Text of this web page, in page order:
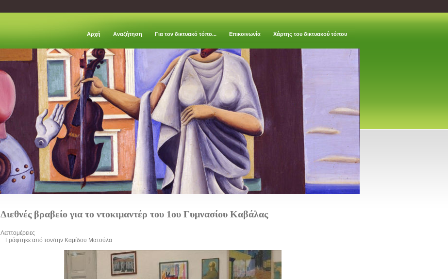
Αρχή Aναζήτηση Για τον δικτυακό τόπο... Επικοινωνία Χάρτης του δικτυακού τόπου
Διεθνές βραβείο για το ντοκιμαντέρ του 1ου Γυμνασίου Καβάλας
Λεπτομέρειες
Γράφτηκε από τον/την Καμίδου Ματούλα